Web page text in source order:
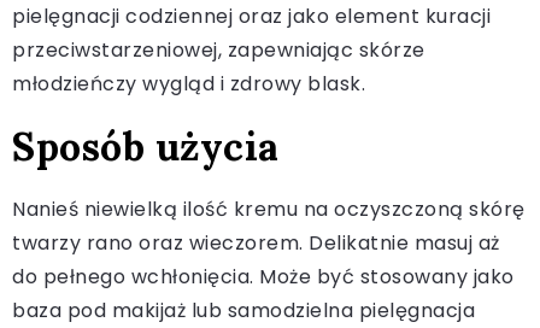
pielęgnacji codziennej oraz jako element kuracji
przeciwstarzeniowej, zapewniając skórze
młodzieńczy wygląd i zdrowy blask.
Sposób użycia
Nanieś niewielką ilość kremu na oczyszczoną skórę
twarzy rano oraz wieczorem. Delikatnie masuj aż
do pełnego wchłonięcia. Może być stosowany jako
baza pod makijaż lub samodzielna pielęgnacja